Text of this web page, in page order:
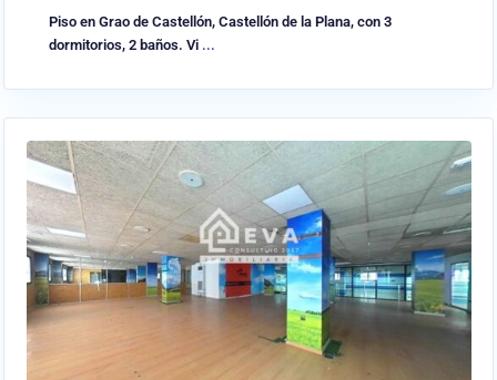
Piso en Grao de Castellón, Castellón de la Plana, con 3
dormitorios, 2 baños. Vi ...
Castellón/Castelló